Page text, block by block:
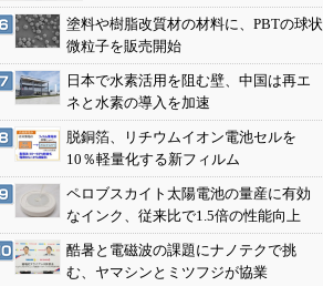
塗料や樹脂改質材の材料に、PBTの球状
微粒子を販売開始
日本で水素活用を阻む壁、中国は再エ
ネと水素の導入を加速
脱銅箔、リチウムイオン電池セルを
10％軽量化する新フィルム
ペロブスカイト太陽電池の量産に有効
なインク、従来比で1.5倍の性能向上
酷暑と電磁波の課題にナノテクで挑
む、ヤマシンとミツフジが協業